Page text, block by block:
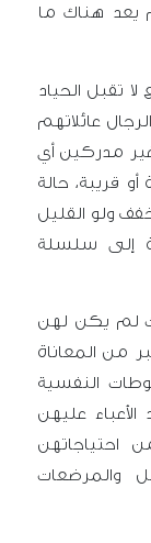
هناك ما
الحياد
عائلاتهم
مدركين أي
حالة
ولو القليل
سلسلة
لم يكن لهن
من المعاناة
النفسية
عليهن
والمرضعات